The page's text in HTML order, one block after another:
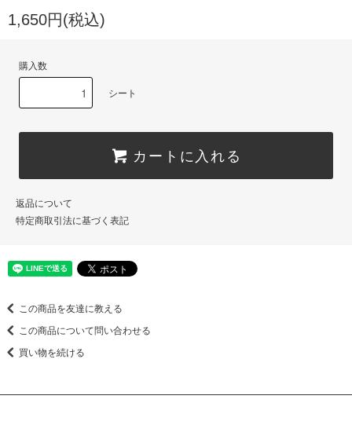
1,650円(税込)
購入数
シート
カートに入れる
返品について
特定商取引法に基づく表記
この商品を友達に教える
この商品について問い合わせる
買い物を続ける